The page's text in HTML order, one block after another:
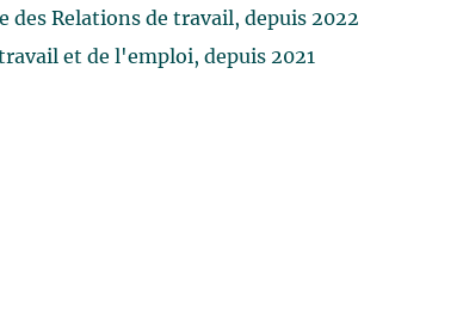
des Relations de travail, depuis 2022
et de l'emploi, depuis 2021